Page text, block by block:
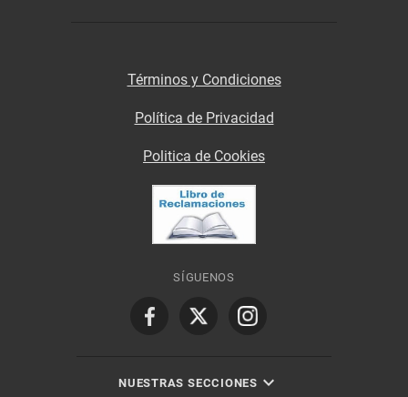
Términos y Condiciones
Política de Privacidad
Politica de Cookies
SÍGUENOS
NUESTRAS SECCIONES